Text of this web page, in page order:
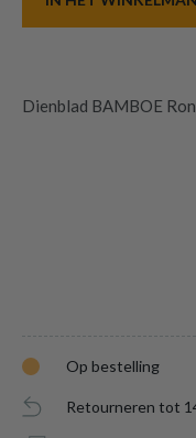
Dienblad BAMBOE
Op bestelling
Retourneren tot